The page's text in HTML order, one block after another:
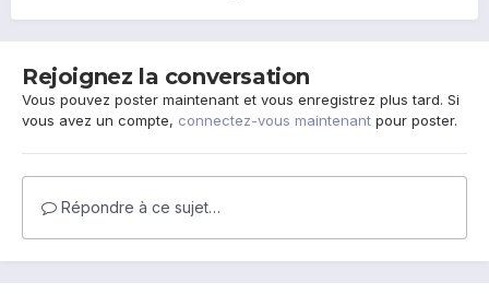
Rejoignez la conversation
Vous pouvez poster maintenant et vous enregistrez plus tard. Si
vous avez un compte, connectez-vous maintenant pour poster.
Répondre à ce sujet…